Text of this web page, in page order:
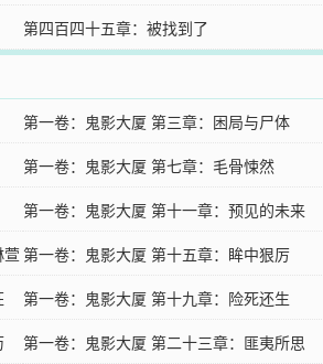
第四百四十五章：被找到了
第一卷：鬼影大厦 第三章：困局与尸体
第一卷：鬼影大厦 第七章：毛骨悚然
第一卷：鬼影大厦 第十一章：预见的未来
萱第一卷：鬼影大厦 第十五章：眸中狠厉
第一卷：鬼影大厦 第十九章：险死还生
第一卷：鬼影大厦 第二十三章：匪夷所思